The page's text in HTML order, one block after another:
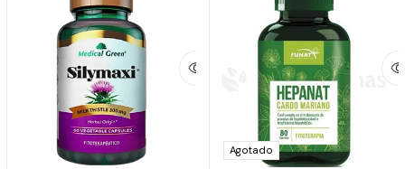
Agotado